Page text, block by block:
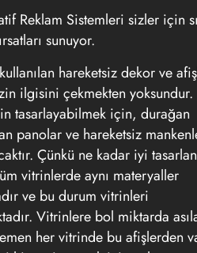
Reklam Sistemleri sizler için
sunuyor.
hareketsiz dekor ve
ilgisini çekmekten yoksundur.
tasarlayabilmek için, durağan
panolar ve hareketsiz
Çünkü ne kadar iyi
vitrinlerde aynı materyaller
ve bu durum vitrinleri
Vitrinlere bol miktarda
her vitrinde bu afişlerden